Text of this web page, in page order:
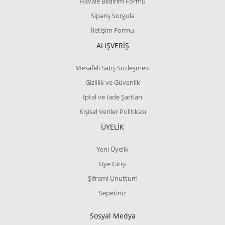
Sipariş Sorgula
İletişim Formu
ALIŞVERİŞ
Mesafeli Satış Sözleşmesi
Gizlilik ve Güvenlik
İptal ve İade Şartları
Kişisel Veriler Politikası
ÜYELİK
Yeni Üyelik
Üye Girişi
Şifremi Unuttum
Sepetiniz
Sosyal Medya